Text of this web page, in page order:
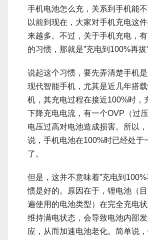
手机电池怎么充，关系到手机能
以前到现在，大家对手机充电这
来越多。不过，关于手机充电，
的习惯，那就是”充电到100%再拔”
说起这个习惯，要先弄清楚手机是
现代智能手机，尤其是近几年搭
机，其充电过程在接近100%时，
下降充电电流，有一个OVP（过
电压过高对电池造成损害。所以
说，手机电池在100%时已经处于
了。
但是，这并不意味着”充电到100%
惯是好的。原因在于，锂电池（
遍使用的电池类型）在完全充电
维持满电状态，会导致电池内部
应，从而加速电池老化。简单说